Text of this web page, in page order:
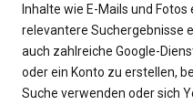
Inhalte wie E-Mails und
relevantere Suchergebnisse
auch zahlreiche Google-
oder ein Konto zu erstellen,
Suche verwenden oder sich